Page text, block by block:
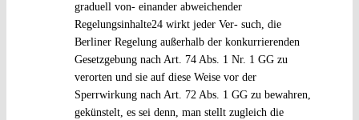
graduell von- einander abweichender
Regelungsinhalte24 wirkt jeder Ver- such, die
Berliner Regelung außerhalb der konkurrierenden
Gesetzgebung nach Art. 74 Abs. 1 Nr. 1 GG zu
verorten und sie auf diese Weise vor der
Sperrwirkung nach Art. 72 Abs. 1 GG zu bewahren,
gekünstelt, es sei denn, man stellt zugleich die